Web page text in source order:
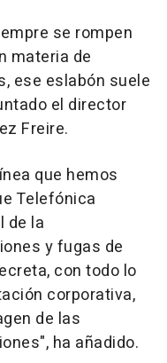
se rompen
materia de
ese eslabón suele
el director
Freire.
que hemos
Telefónica
de la
y fugas de
con todo lo
corporativa,
de las
ha añadido.